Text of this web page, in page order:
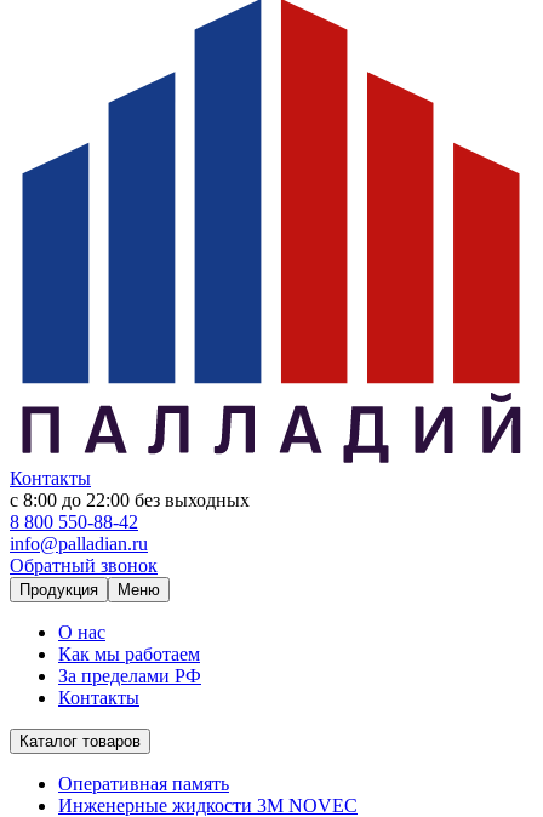
Контакты
с 8:00 до 22:00 без выходных
8 800 550-88-42
info@palladian.ru
Обратный звонок
Продукция Меню
О нас
Как мы работаем
За пределами РФ
Контакты
Каталог товаров
Оперативная память
Инженерные жидкости 3M NOVEC